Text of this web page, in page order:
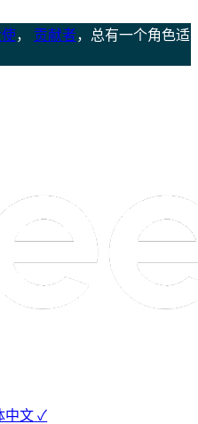
， 贡献者，总有一个角色适
中文 ✓